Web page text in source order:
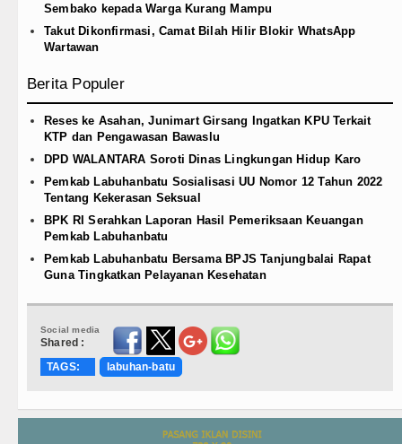
Sembako kepada Warga Kurang Mampu
Takut Dikonfirmasi, Camat Bilah Hilir Blokir WhatsApp
Wartawan
Berita Populer
Reses ke Asahan, Junimart Girsang Ingatkan KPU Terkait
KTP dan Pengawasan Bawaslu
DPD WALANTARA Soroti Dinas Lingkungan Hidup Karo
Pemkab Labuhanbatu Sosialisasi UU Nomor 12 Tahun 2022
Tentang Kekerasan Seksual
BPK RI Serahkan Laporan Hasil Pemeriksaan Keuangan
Pemkab Labuhanbatu
Pemkab Labuhanbatu Bersama BPJS Tanjungbalai Rapat
Guna Tingkatkan Pelayanan Kesehatan
Social media
Shared :
TAGS:
labuhan-batu